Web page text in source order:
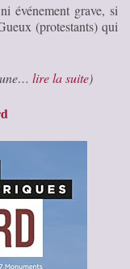
événement grave, si
(protestants) qui
lire la suite)